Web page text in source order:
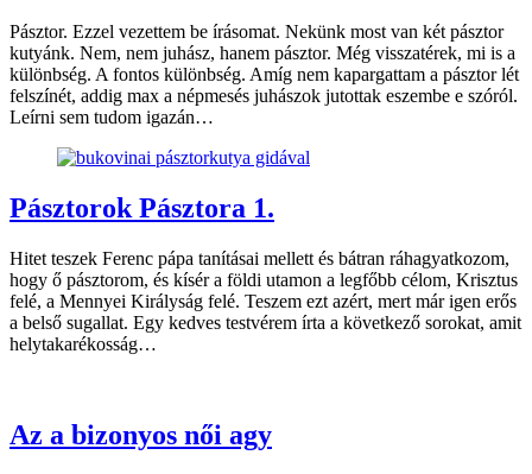
Pásztor. Ezzel vezettem be írásomat. Nekünk most van két pásztor
kutyánk. Nem, nem juhász, hanem pásztor. Még visszatérek, mi is a
különbség. A fontos különbség. Amíg nem kapargattam a pásztor lét
felszínét, addig max a népmesés juhászok jutottak eszembe e szóról.
Leírni sem tudom igazán…
Pásztorok Pásztora 1.
Hitet teszek Ferenc pápa tanításai mellett és bátran ráhagyatkozom,
hogy ő pásztorom, és kísér a földi utamon a legfőbb célom, Krisztus
felé, a Mennyei Királyság felé. Teszem ezt azért, mert már igen erős
a belső sugallat. Egy kedves testvérem írta a következő sorokat, amit
helytakarékosság…
Az a bizonyos női agy